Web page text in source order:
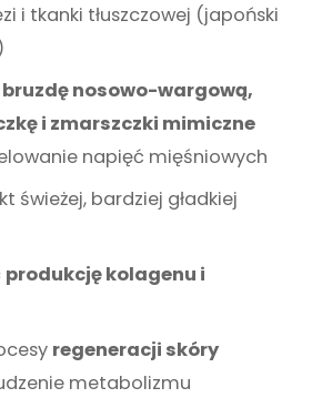
i tkanki tłuszczowej (japoński
nosowo-wargową,
i zmarszczki mimiczne
napięć mięśniowych
świeżej, bardziej gładkiej
produkcję kolagenu i
regeneracji skóry
metabolizmu